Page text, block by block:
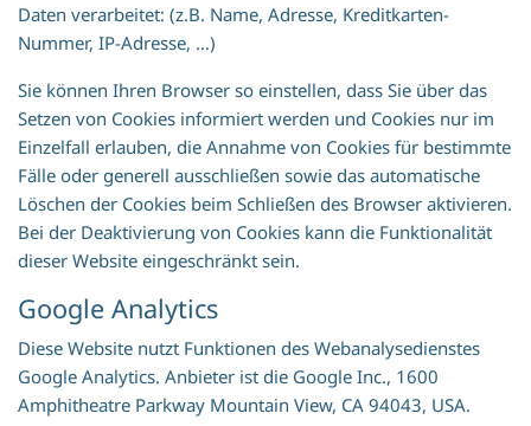
Daten verarbeitet: (z.B. Name, Adresse, Kreditkarten-
Nummer, IP-Adresse, …)
Sie können Ihren Browser so einstellen, dass Sie über das
Setzen von Cookies informiert werden und Cookies nur im
Einzelfall erlauben, die Annahme von Cookies für bestimmte
Fälle oder generell ausschließen sowie das automatische
Löschen der Cookies beim Schließen des Browser aktivieren.
Bei der Deaktivierung von Cookies kann die Funktionalität
dieser Website eingeschränkt sein.
Google Analytics
Diese Website nutzt Funktionen des Webanalysedienstes
Google Analytics. Anbieter ist die Google Inc., 1600
Amphitheatre Parkway Mountain View, CA 94043, USA.